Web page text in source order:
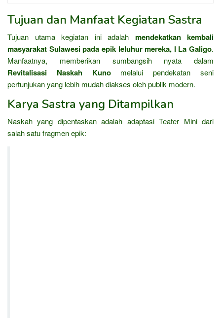
Tujuan dan Manfaat Kegiatan Sastra
Tujuan utama kegiatan ini adalah mendekatkan kembali
masyarakat Sulawesi pada epik leluhur mereka, I La Galigo.
Manfaatnya, memberikan sumbangsih nyata dalam
Revitalisasi Naskah Kunomelalui pendekatan seni
pertunjukan yang lebih mudah diakses oleh publik modern.
Karya Sastra yang Ditampilkan
Naskah yang dipentaskan adalah adaptasi Teater Mini dari
salah satu fragmen epik: